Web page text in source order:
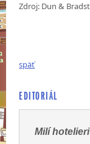
Zdroj: Dun &
späť
EDITORIÁL
Milí